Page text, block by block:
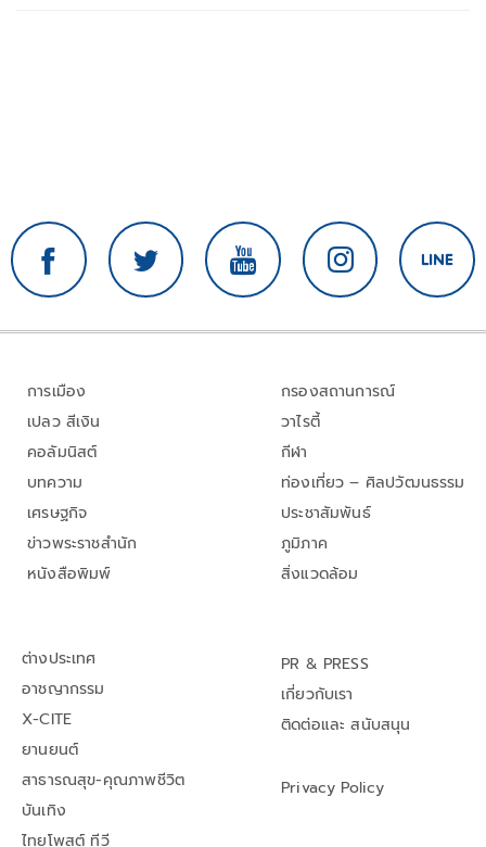
การเมือง
เปลว สีเงิน
คอลัมนิสต์
บทความ
เศรษฐกิจ
ข่าวพระราชสำนัก
หนังสือพิมพ์
กรองสถานการณ์
วาไรตี้
กีฬา
ท่องเที่ยว – ศิลปวัฒนธรรม
ประชาสัมพันธ์
ภูมิภาค
สิ่งแวดล้อม
ต่างประเทศ
อาชญากรรม
X-CITE
ยานยนต์
สาธารณสุข-คุณภาพชีวิต
บันเทิง
ไทยโพสต์ ทีวี
PR & PRESS
เกี่ยวกับเรา
ติดต่อและ สนับสนุน
Privacy Policy